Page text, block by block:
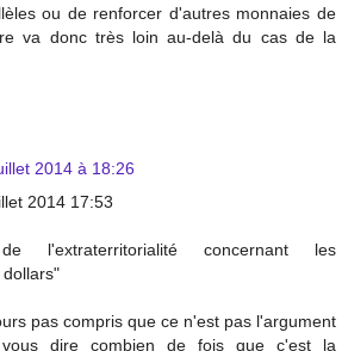
ou de renforcer d'autres monnaies de
va donc très loin au-delà du cas de la
2014 à 18:26
2014 17:53
l'extraterritorialité concernant les
pas compris que ce n'est pas l'argument
dire combien de fois que c'est la